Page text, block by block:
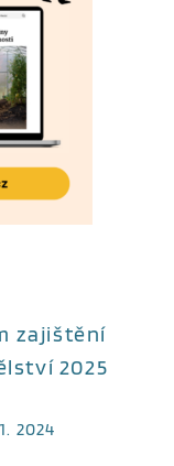
zajištění
2025
2024